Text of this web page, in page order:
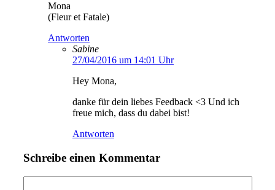
Mona
(Fleur et Fatale)
Antworten
Sabine
27/04/2016 um 14:01 Uhr
Hey Mona,
danke für dein liebes Feedback <3 Und ich
freue mich, dass du dabei bist!
Antworten
Schreibe einen Kommentar